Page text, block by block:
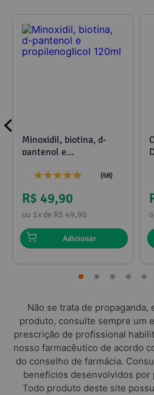
Minoxidil, biotina, d-
pantenol e
(68)
R$ 49,90
ou 1x de R$ 49,90
Adicionar
Não se trata de propaganda,
produto, consulte sempre um
prescrição de profissional
nosso farmacêutico de acordo
do conselho de farmácia.
benefícios desenvolvidos por
Todo produto deste site